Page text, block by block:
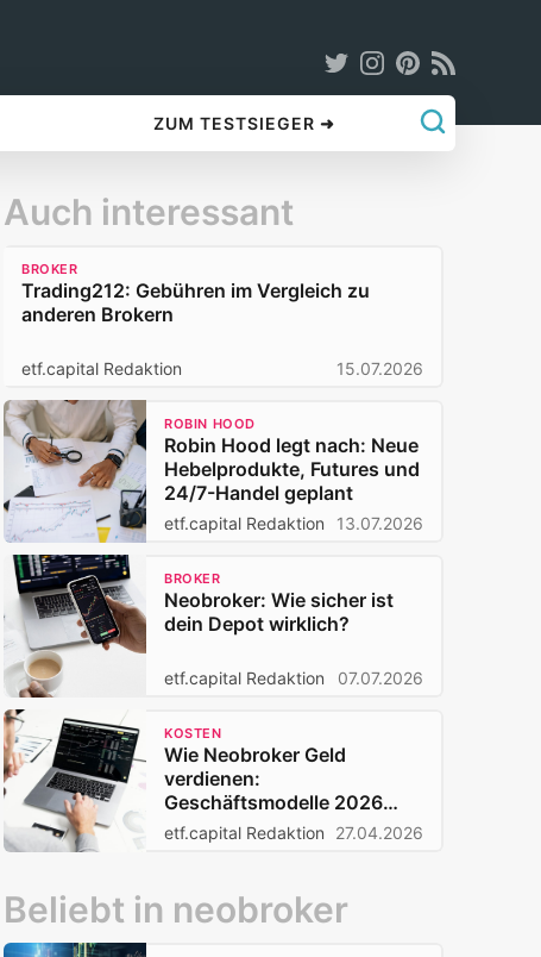
ZUM TESTSIEGER ➜
Auch interessant
BROKER
Trading212: Gebühren im Vergleich zu
anderen Brokern
etf.capital Redaktion 15.07.2026
ROBIN HOOD
Robin Hood legt nach: Neue
Hebelprodukte, Futures und
24/7-Handel geplant
etf.capital Redaktion 13.07.2026
BROKER
Neobroker: Wie sicher ist
dein Depot wirklich?
etf.capital Redaktion 07.07.2026
KOSTEN
Wie Neobroker Geld
verdienen:
Geschäftsmodelle 2026
nach dem PFOF-Verbot
etf.capital Redaktion 27.04.2026
Beliebt in neobroker